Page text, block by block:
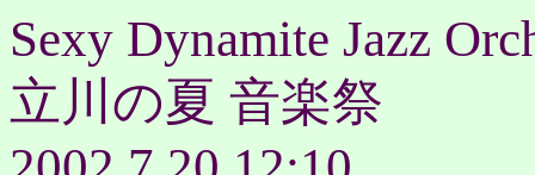
Sexy Dynamite Jazz
立川の夏 音楽祭